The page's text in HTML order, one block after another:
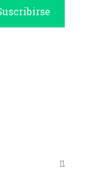
π